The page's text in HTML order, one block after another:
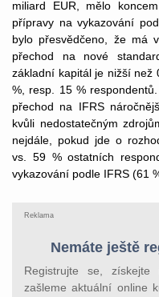
miliard EUR, mělo
přípravy na vykazování
bylo přesvědčeno, že má
přechod na nové
základní kapitál je nižší než
%, resp. 15 %
přechod na IFRS
kvůli nedostatečným
nejdále, pokud jde o
vs. 59 % ostatních
vykazování podle IFRS (61
Reklama
Nemáte ještě
Registrujte se,
zašleme aktuální online